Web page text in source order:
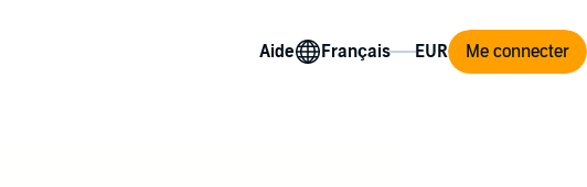
Aide Me connecter